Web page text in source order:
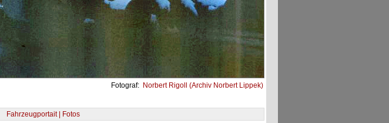
Fotograf: Norbert Rigoll (Archiv Norbert Lippek)
Fahrzeugportait | Fotos